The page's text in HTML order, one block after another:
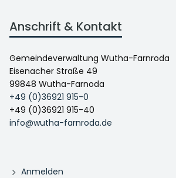
Anschrift & Kontakt
Gemeindeverwaltung Wutha-Farnroda
Eisenacher Straße 49
99848 Wutha-Farnoda
+49 (0)36921 915-0
+49 (0)36921 915-40
info@wutha-farnroda.de
Anmelden